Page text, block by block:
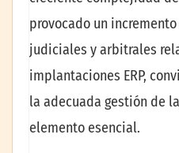
provocado un
judiciales y arbitrales
implantaciones ERP,
la adecuada gestión de
elemento esencial.